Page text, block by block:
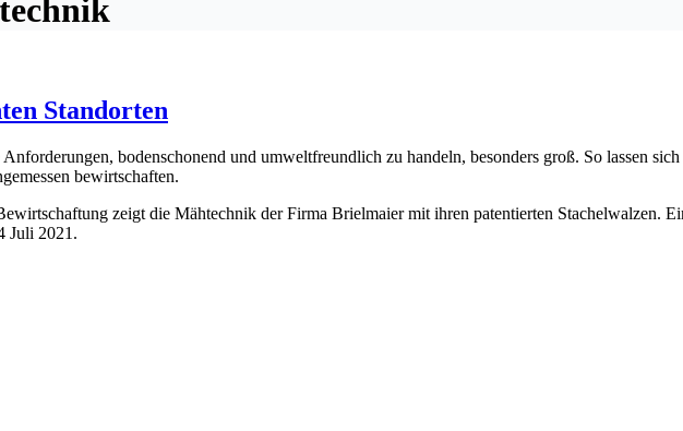
Standorten
bodenschonend und umweltfreundlich zu handeln, besonders groß. So lassen
bewirtschaften.
zeigt die Mähtechnik der Firma Brielmaier mit ihren patentierten Stachelwalzen.
Juli 2021.